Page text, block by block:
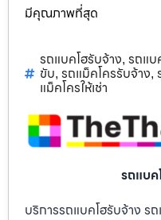
มีคุณภาพที่สุด
รถแบคโฮรับจ้าง, รถแบ
ขับ, รถแม็คโครรับจ้าง,
แม็คโครให้เช่า
รถแบ
บริการรถแบคโฮรับจ้าง ร